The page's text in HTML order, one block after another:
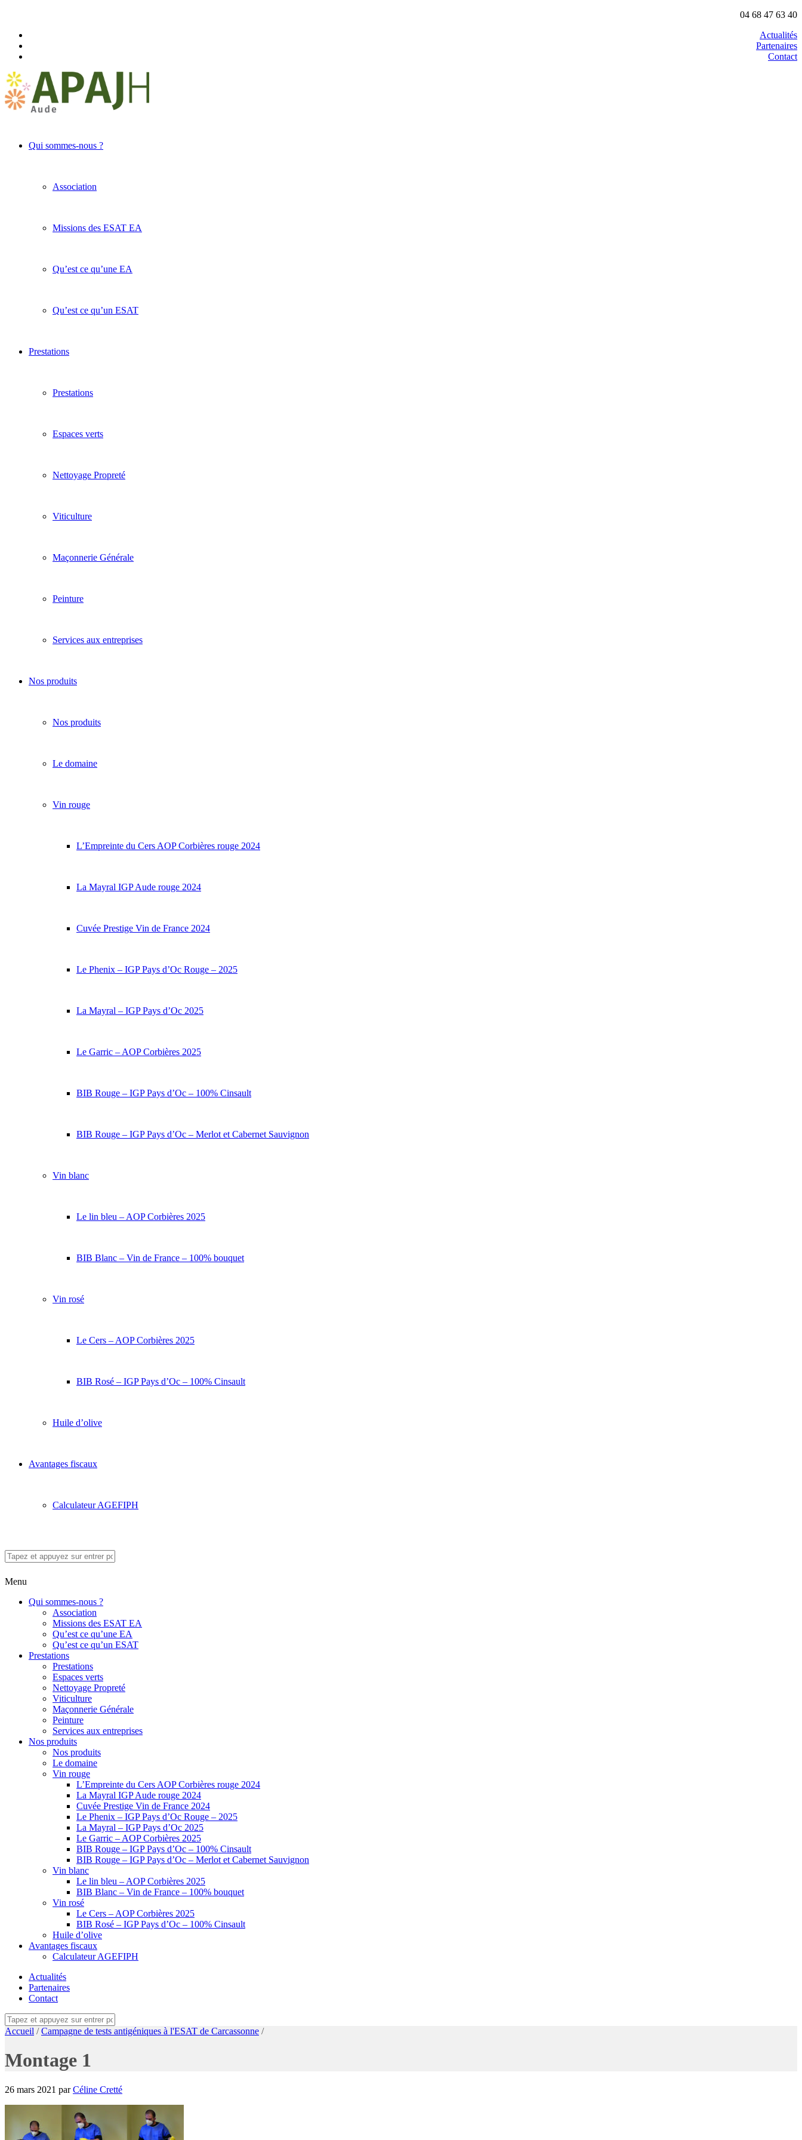
04 68 47 63 40
Actualités
Partenaires
Contact
Qui sommes-nous ?
Association
Missions des ESAT EA
Qu’est ce qu’une EA
Qu’est ce qu’un ESAT
Prestations
Prestations
Espaces verts
Nettoyage Propreté
Viticulture
Maçonnerie Générale
Peinture
Services aux entreprises
Nos produits
Nos produits
Le domaine
Vin rouge
L’Empreinte du Cers AOP Corbières rouge 2024
La Mayral IGP Aude rouge 2024
Cuvée Prestige Vin de France 2024
Le Phenix – IGP Pays d’Oc Rouge – 2025
La Mayral – IGP Pays d’Oc 2025
Le Garric – AOP Corbières 2025
BIB Rouge – IGP Pays d’Oc – 100% Cinsault
BIB Rouge – IGP Pays d’Oc – Merlot et Cabernet Sauvignon
Vin blanc
Le lin bleu – AOP Corbières 2025
BIB Blanc – Vin de France – 100% bouquet
Vin rosé
Le Cers – AOP Corbières 2025
BIB Rosé – IGP Pays d’Oc – 100% Cinsault
Huile d’olive
Avantages fiscaux
Calculateur AGEFIPH
Menu
Qui sommes-nous ?
Association
Missions des ESAT EA
Qu’est ce qu’une EA
Qu’est ce qu’un ESAT
Prestations
Prestations
Espaces verts
Nettoyage Propreté
Viticulture
Maçonnerie Générale
Peinture
Services aux entreprises
Nos produits
Nos produits
Le domaine
Vin rouge
L’Empreinte du Cers AOP Corbières rouge 2024
La Mayral IGP Aude rouge 2024
Cuvée Prestige Vin de France 2024
Le Phenix – IGP Pays d’Oc Rouge – 2025
La Mayral – IGP Pays d’Oc 2025
Le Garric – AOP Corbières 2025
BIB Rouge – IGP Pays d’Oc – 100% Cinsault
BIB Rouge – IGP Pays d’Oc – Merlot et Cabernet Sauvignon
Vin blanc
Le lin bleu – AOP Corbières 2025
BIB Blanc – Vin de France – 100% bouquet
Vin rosé
Le Cers – AOP Corbières 2025
BIB Rosé – IGP Pays d’Oc – 100% Cinsault
Huile d’olive
Avantages fiscaux
Calculateur AGEFIPH
Actualités
Partenaires
Contact
Accueil /Campagne de tests antigéniques à l'ESAT de Carcassonne /
Montage 1
26 mars 2021 parCéline Cretté